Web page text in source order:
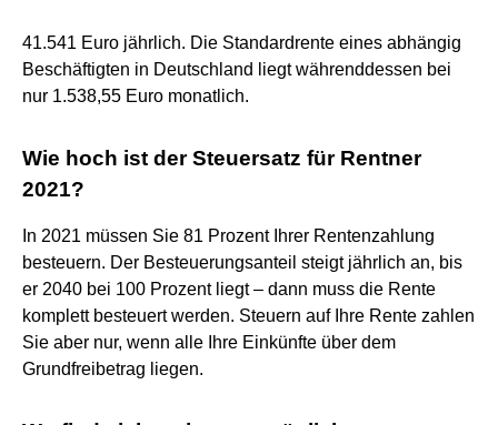
41.541 Euro jährlich. Die Standardrente eines abhängig
Beschäftigten in Deutschland liegt währenddessen bei
nur 1.538,55 Euro monatlich.
Wie hoch ist der Steuersatz für Rentner
2021?
In 2021 müssen Sie 81 Prozent Ihrer Rentenzahlung
besteuern. Der Besteuerungsanteil steigt jährlich an, bis
er 2040 bei 100 Prozent liegt – dann muss die Rente
komplett besteuert werden. Steuern auf Ihre Rente zahlen
Sie aber nur, wenn alle Ihre Einkünfte über dem
Grundfreibetrag liegen.